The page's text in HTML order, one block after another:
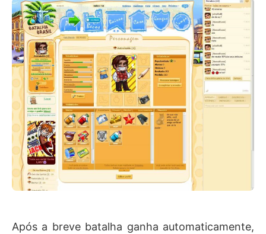
Após a breve batalha ganha automaticamente,